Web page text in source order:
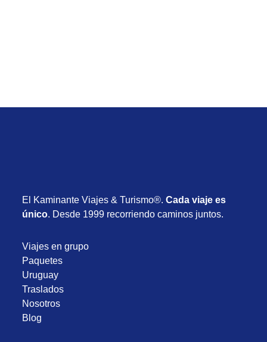
El Kaminante Viajes & Turismo®.Cada viaje es
único. Desde 1999 recorriendo caminos juntos.
Viajes en grupo
Paquetes
Uruguay
Traslados
Nosotros
Blog